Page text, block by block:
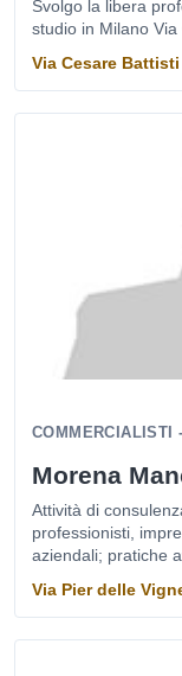
Svolgo la libera
studio in Milano Via
Via Cesare
COMMERCIALISTI
Morena
Attività di
professionisti,
aziendali; pratiche
Via Pier delle